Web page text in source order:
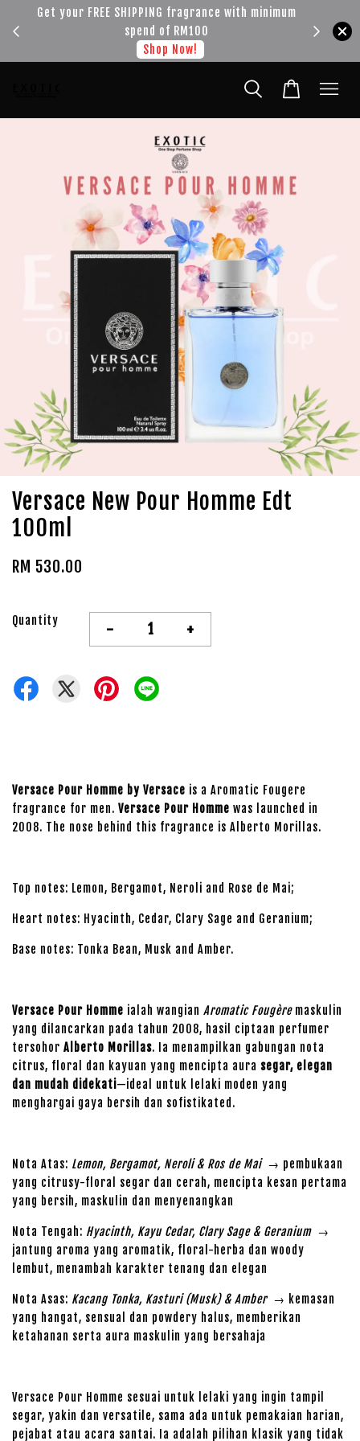
Get your FREE SHIPPING fragrance with minimum
spend of RM100
Shop Now!
Versace New Pour Homme Edt
100ml
RM 530.00
Quantity - +
Versace Pour Homme by Versace is a Aromatic Fougere
fragrance for men. Versace Pour Homme was launched in
2008. The nose behind this fragrance is Alberto Morillas.
Top notes: Lemon, Bergamot, Neroli and Rose de Mai;
Heart notes: Hyacinth, Cedar, Clary Sage and Geranium;
Base notes: Tonka Bean, Musk and Amber.
Versace Pour Homme ialah wangian Aromatic Fougèremaskulin
yang dilancarkan pada tahun 2008, hasil ciptaan perfumer
tersohor Alberto Morillas. Ia menampilkan gabungan nota
citrus, floral dan kayuan yang mencipta aura segar, elegan
dan mudah didekati—ideal untuk lelaki moden yang
menghargai gaya bersih dan sofistikated.
Nota Atas: Lemon, Bergamot, Neroli & Ros de Mai→ pembukaan
yang citrusy-floral segar dan cerah, mencipta kesan pertama
yang bersih, maskulin dan menyenangkan
Nota Tengah: Hyacinth, Kayu Cedar, Clary Sage & Geranium→
jantung aroma yang aromatik, floral-herba dan woody
lembut, menambah karakter tenang dan elegan
Nota Asas: Kacang Tonka, Kasturi (Musk) & Amber→ kemasan
yang hangat, sensual dan powdery halus, memberikan
ketahanan serta aura maskulin yang bersahaja
Versace Pour Homme sesuai untuk lelaki yang ingin tampil
segar, yakin dan versatile, sama ada untuk pemakaian harian,
pejabat atau acara santai. Ia adalah pilihan klasik yang tidak